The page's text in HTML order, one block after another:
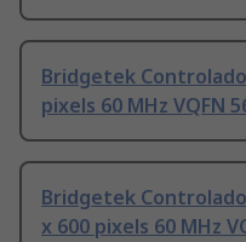
Bridgetek
pixels 60 MHz VQFN
Bridgetek
x 600 pixels 60 MHz